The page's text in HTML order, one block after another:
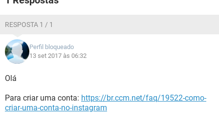
RESPOSTA 1 / 1
Perfil bloqueado
13 set 2017 às 06:32
Olá
Para criar uma conta: https://br.ccm.net/faq/19522-como-
criar-uma-conta-no-instagram